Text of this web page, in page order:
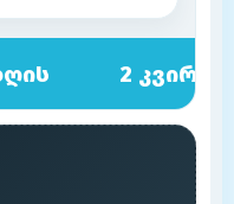
2 კვირის